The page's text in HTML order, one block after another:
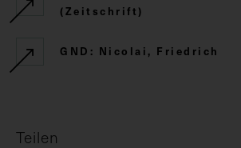
(Zeitschrift)
GND: Nicolai, Friedrich
Teilen